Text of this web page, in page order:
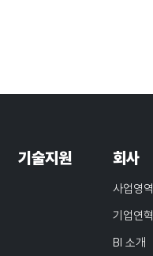
기술지원 회사
사업영역
기업연혁
BI 소개